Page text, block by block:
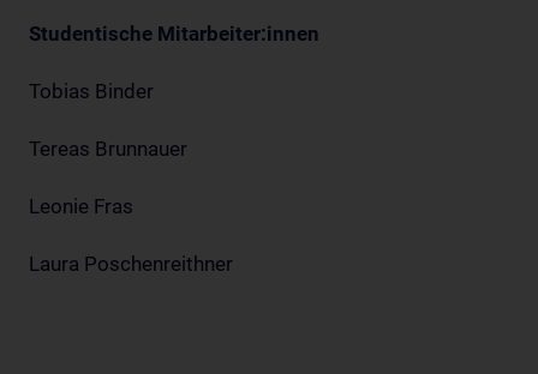
Studentische Mitarbeiter:innen
Tobias Binder
Tereas Brunnauer
Leonie Fras
Laura Poschenreithner